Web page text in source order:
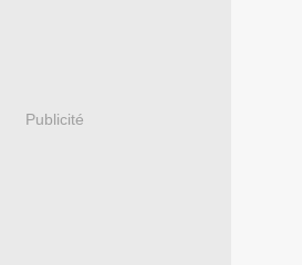
Publicité